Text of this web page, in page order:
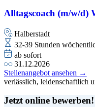
Alltagscoach (m/w/d)
Halberstadt
32-39 Stunden
ab sofort
31.12.2026
Stellenangebot ansehen →
verlässlich, leidenschaftlich
Jetzt online bewerben!